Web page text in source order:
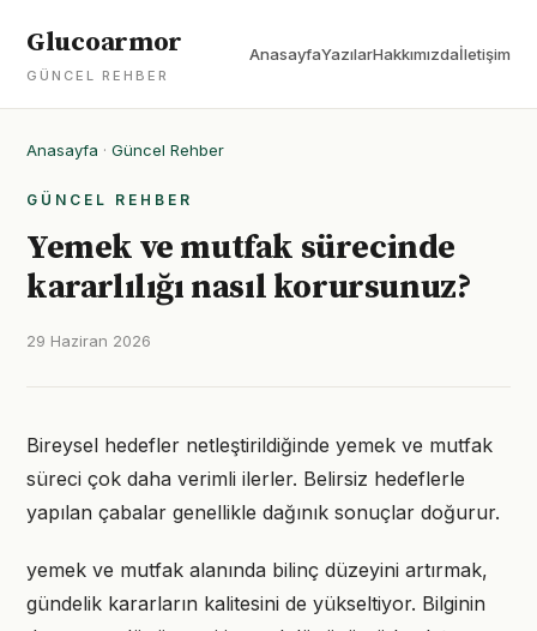
Glucoarmor
GÜNCEL REHBER
AnasayfaYazılarHakkımızdaİletişim
Anasayfa · Güncel Rehber
GÜNCEL REHBER
Yemek ve mutfak sürecinde
kararlılığı nasıl korursunuz?
29 Haziran 2026
Bireysel hedefler netleştirildiğinde yemek ve mutfak
süreci çok daha verimli ilerler. Belirsiz hedeflerle
yapılan çabalar genellikle dağınık sonuçlar doğurur.
yemek ve mutfak alanında bilinç düzeyini artırmak,
gündelik kararların kalitesini de yükseltiyor. Bilginin